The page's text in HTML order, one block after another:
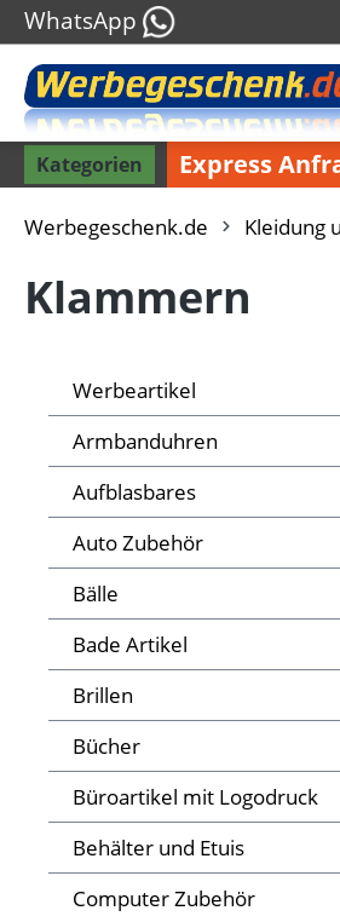
WhatsApp
Kategorien Express
Werbegeschenk.de Kleidung
Klammern
Werbeartikel
Armbanduhren
Aufblasbares
Auto Zubehör
Bälle
Bade Artikel
Brillen
Bücher
Büroartikel mit Logodruck
Behälter und Etuis
Computer Zubehör